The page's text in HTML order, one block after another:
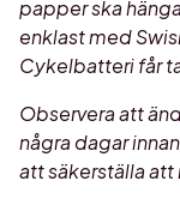
papper ska
enklast med
Cykelbatteri får
Observera att
några dagar
att säkerställa